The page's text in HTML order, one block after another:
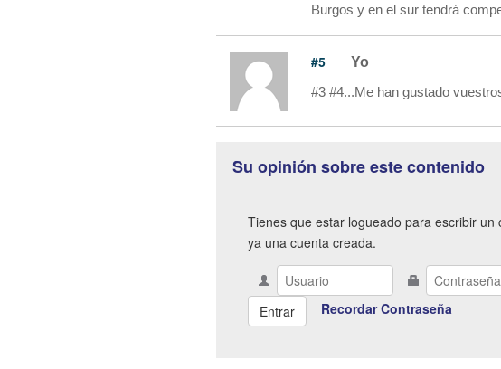
Burgos y en el sur tendrá
#5 Yo
#3 #4...Me han gustado
Su opinión sobre este contenido
Tienes que estar logueado para escribir un
ya una cuenta creada.
Recordar Contraseña